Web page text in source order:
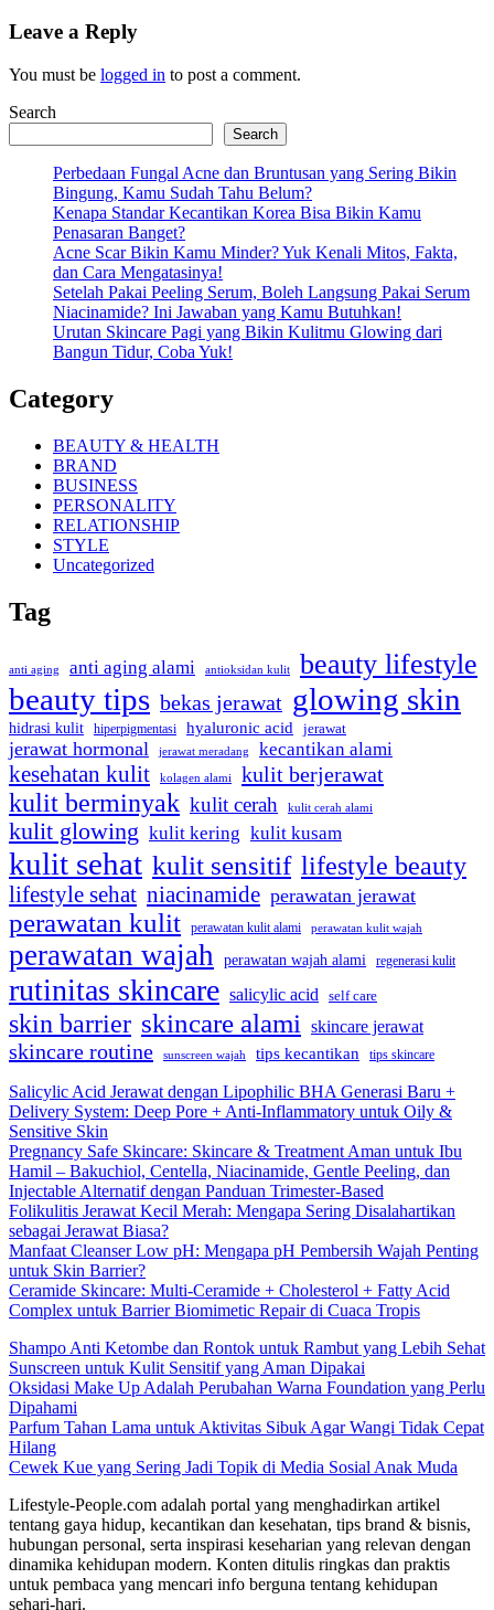
Leave a Reply
You must be logged in to post a comment.
Search
Search
Perbedaan Fungal Acne dan Bruntusan yang Sering Bikin
Bingung, Kamu Sudah Tahu Belum?
Kenapa Standar Kecantikan Korea Bisa Bikin Kamu
Penasaran Banget?
Acne Scar Bikin Kamu Minder? Yuk Kenali Mitos, Fakta,
dan Cara Mengatasinya!
Setelah Pakai Peeling Serum, Boleh Langsung Pakai Serum
Niacinamide? Ini Jawaban yang Kamu Butuhkan!
Urutan Skincare Pagi yang Bikin Kulitmu Glowing dari
Bangun Tidur, Coba Yuk!
Category
BEAUTY & HEALTH
BRAND
BUSINESS
PERSONALITY
RELATIONSHIP
STYLE
Uncategorized
Tag
anti aging anti aging alami antioksidan kulit beauty lifestyle
beauty tips bekas jerawat glowing skin
hidrasi kulit hiperpigmentasi hyaluronic acid jerawat
jerawat hormonal jerawat meradang kecantikan alami
kesehatan kulit kolagen alami kulit berjerawat
kulit berminyak kulit cerah kulit cerah alami
kulit glowing kulit kering kulit kusam
kulit sehat kulit sensitif lifestyle beauty
lifestyle sehat niacinamide perawatan jerawat
perawatan kulit perawatan kulit alami perawatan kulit wajah
perawatan wajah perawatan wajah alami regenerasi kulit
rutinitas skincare salicylic acid self care
skin barrier skincare alami skincare jerawat
skincare routine sunscreen wajah tips kecantikan tips skincare
Salicylic Acid Jerawat dengan Lipophilic BHA Generasi Baru +
Delivery System: Deep Pore + Anti-Inflammatory untuk Oily &
Sensitive Skin
Pregnancy Safe Skincare: Skincare & Treatment Aman untuk Ibu
Hamil – Bakuchiol, Centella, Niacinamide, Gentle Peeling, dan
Injectable Alternatif dengan Panduan Trimester-Based
Folikulitis Jerawat Kecil Merah: Mengapa Sering Disalahartikan
sebagai Jerawat Biasa?
Manfaat Cleanser Low pH: Mengapa pH Pembersih Wajah Penting
untuk Skin Barrier?
Ceramide Skincare: Multi-Ceramide + Cholesterol + Fatty Acid
Complex untuk Barrier Biomimetic Repair di Cuaca Tropis
Shampo Anti Ketombe dan Rontok untuk Rambut yang Lebih Sehat
Sunscreen untuk Kulit Sensitif yang Aman Dipakai
Oksidasi Make Up Adalah Perubahan Warna Foundation yang Perlu
Dipahami
Parfum Tahan Lama untuk Aktivitas Sibuk Agar Wangi Tidak Cepat
Hilang
Cewek Kue yang Sering Jadi Topik di Media Sosial Anak Muda
Lifestyle-People.com adalah portal yang menghadirkan artikel
tentang gaya hidup, kecantikan dan kesehatan, tips brand & bisnis,
hubungan personal, serta inspirasi keseharian yang relevan dengan
dinamika kehidupan modern. Konten ditulis ringkas dan praktis
untuk pembaca yang mencari info berguna tentang kehidupan
sehari-hari.